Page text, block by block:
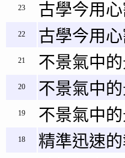
23 古學今用
22 古學今用
21 不景氣中
20 不景氣中
19 不景氣中
18 精準迅速